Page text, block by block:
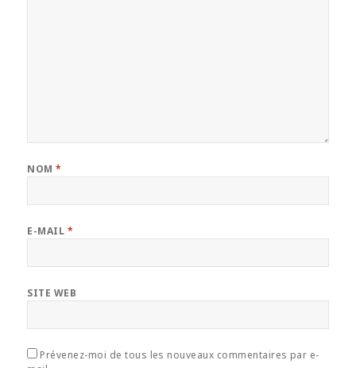
NOM*
E-MAIL *
SITE WEB
Prévenez-moi de tous les nouveaux commentaires par e-